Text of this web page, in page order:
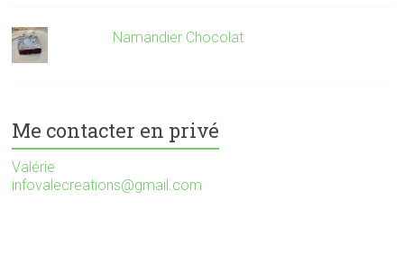
Namandier Chocolat
Me contacter en privé
Valérie
infovalecreations@gmail.com